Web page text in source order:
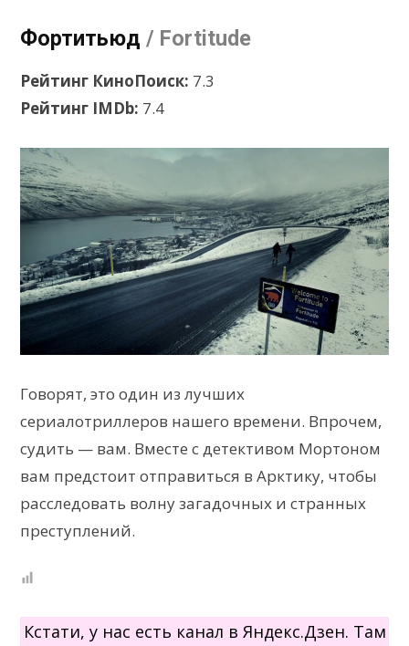
Фортитьюд / Fortitude
Рейтинг КиноПоиск: 7.3
Рейтинг IMDb: 7.4
Говорят, это один из лучших
сериалотриллеров нашего времени. Впрочем,
судить — вам. Вместе с детективом Мортоном
вам предстоит отправиться в Арктику, чтобы
расследовать волну загадочных и странных
преступлений.
Кстати, у нас есть канал в Яндекс.Дзен. Там